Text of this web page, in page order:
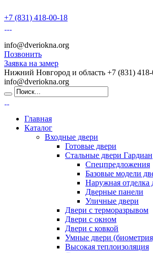
+7 (831) 418-00-18
info@dveriokna.org
Позвонить
Заявка на замер
Нижний Новгород и область +7 (831)
info@dveriokna.org
Главная
Каталог
Входные двери
Готовые двери
Стальные двери Гардиан
Спецпредложения
Базовые модели
Наружная отделка
Дверные панели
Уличные двери
Двери с терморазрывом
Двери с окном
Двери с ковкой
Умные двери
Высокая теплоизоляция